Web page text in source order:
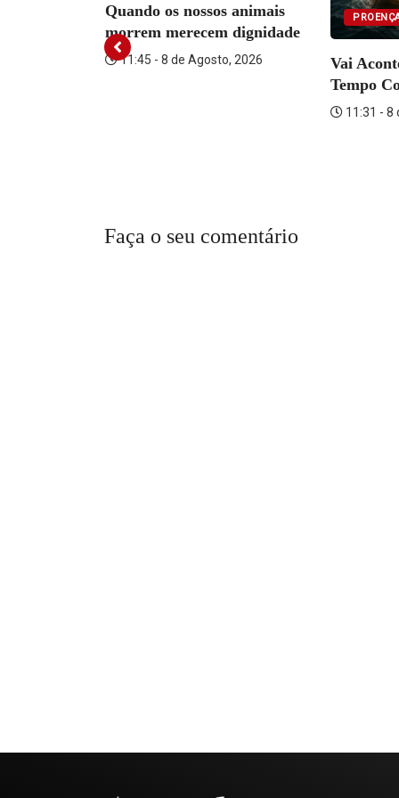
Quando os nossos animais
morrem merecem dignidade
11:45 - 8 de Agosto, 2026
Vai
Tempo
11:31 - 8
Faça o seu comentário